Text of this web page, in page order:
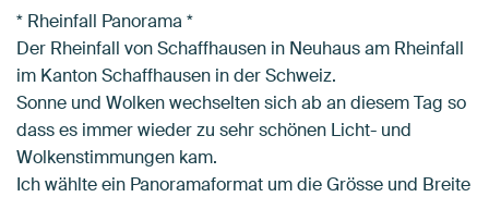
* Rheinfall Panorama *
Der Rheinfall von Schaffhausen in Neuhaus am Rheinfall
im Kanton Schaffhausen in der Schweiz.
Sonne und Wolken wechselten sich ab an diesem Tag so
dass es immer wieder zu sehr schönen Licht- und
Wolkenstimmungen kam.
Ich wählte ein Panoramaformat um die Grösse und Breite